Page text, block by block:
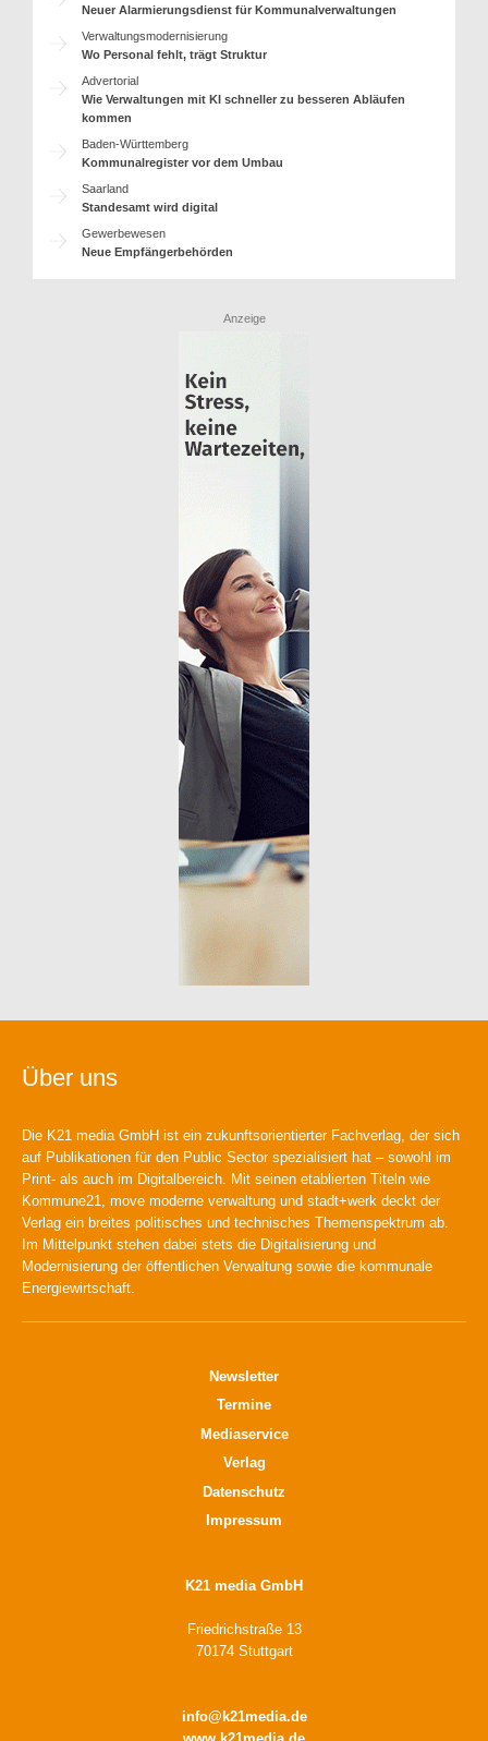
Neuer Alarmierungsdienst für Kommunalverwaltungen
Verwaltungsmodernisierung
Wo Personal fehlt, trägt Struktur
Advertorial
Wie Verwaltungen mit KI schneller zu besseren Abläufen
kommen
Baden-Württemberg
Kommunalregister vor dem Umbau
Saarland
Standesamt wird digital
Gewerbewesen
Neue Empfängerbehörden
Anzeige
Über uns
Die K21 media GmbH ist ein zukunftsorientierter Fachverlag, der sich
auf Publikationen für den Public Sector spezialisiert hat – sowohl im
Print- als auch im Digitalbereich. Mit seinen etablierten Titeln wie
Kommune21, move moderne verwaltung und stadt+werk deckt der
Verlag ein breites politisches und technisches Themenspektrum ab.
Im Mittelpunkt stehen dabei stets die Digitalisierung und
Modernisierung der öffentlichen Verwaltung sowie die kommunale
Energiewirtschaft.
Newsletter
Termine
Mediaservice
Verlag
Datenschutz
Impressum
K21 media GmbH
Friedrichstraße 13
70174 Stuttgart
info@k21media.de